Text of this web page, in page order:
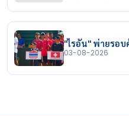
"ไรอัน" พ่ายรอบ
03-08-2026